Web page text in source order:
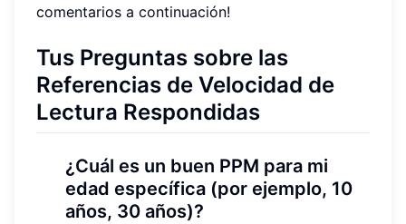
comentarios a continuación!
Tus Preguntas sobre las
Referencias de Velocidad de
Lectura Respondidas
¿Cuál es un buen PPM para mi
edad específica (por ejemplo, 10
años, 30 años)?